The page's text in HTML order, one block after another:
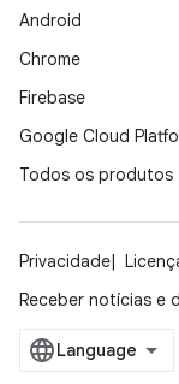
Android
Chrome
Firebase
Google Cloud
Todos os produtos
Privacidade
Receber notícias e